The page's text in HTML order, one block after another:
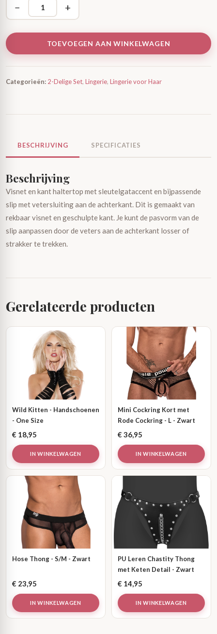
− +
TOEVOEGEN AAN WINKELWAGEN
Categorieën: 2-Delige Set, Lingerie, Lingerie voor Haar
BESCHRIJVING SPECIFICATIES
Beschrijving
Visnet en kant haltertop met sleutelgataccent en bijpassende
slip met vetersluiting aan de achterkant. Dit is gemaakt van
rekbaar visnet en geschulpte kant. Je kunt de pasvorm van de
slip aanpassen door de veters aan de achterkant losser of
strakker te trekken.
Gerelateerde producten
Wild Kitten - Handschoenen
- One Size
€ 18,95
IN WINKELWAGEN
Mini Cockring Kort met
Rode Cockring - L - Zwart
€ 36,95
IN WINKELWAGEN
Hose Thong - S/M - Zwart
€ 23,95
IN WINKELWAGEN
PU Leren Chastity Thong
met Keten Detail - Zwart
€ 14,95
IN WINKELWAGEN